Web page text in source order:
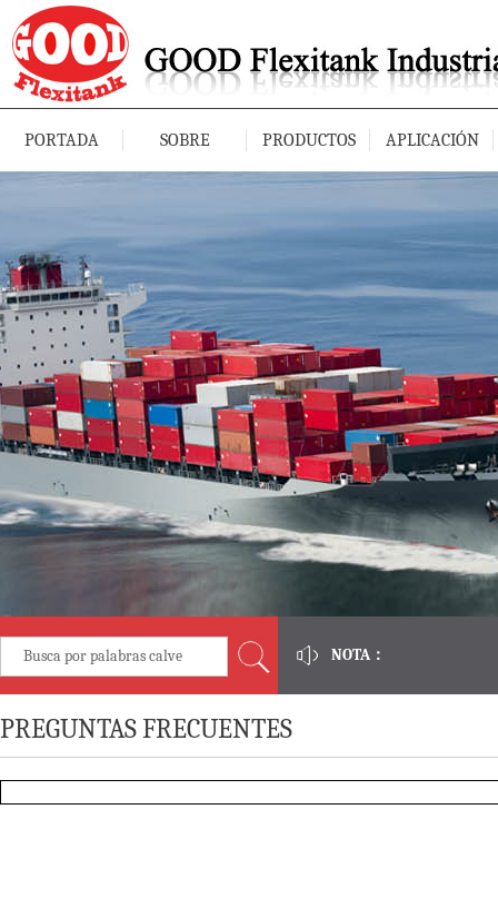
PORTADA SOBRE PRODUCTOS APLICACIÓN
NOTA：
PREGUNTAS FRECUENTES